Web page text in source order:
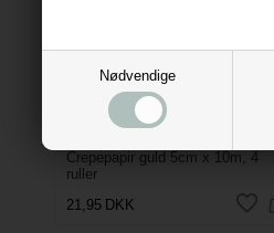
Nødvendige
Crepepapir guld 5cm x 10m, 4
ruller
21,95 DKK